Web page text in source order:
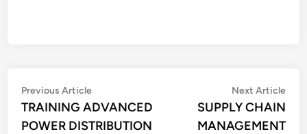
Post
navigation
Previous ArticlePrevious
article:
TRAINING ADVANCED
POWER DISTRIBUTION
Next Article
SUPPLY CHAIN
MANAGEMENT